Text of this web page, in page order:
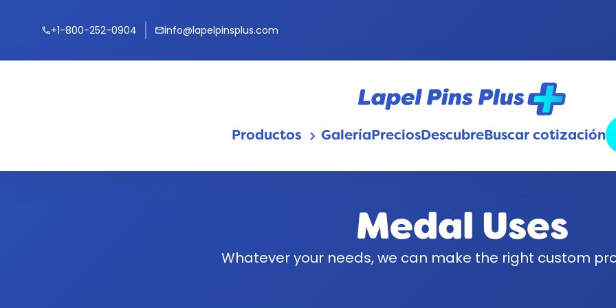
call+1-800-252-0904 mailinfo@lapelpinsplus.com
Productos keyboard_arrow_downGaleríaPreciosDescubreBuscar cotización
Medal Uses
Whatever your needs, we can make the right custom